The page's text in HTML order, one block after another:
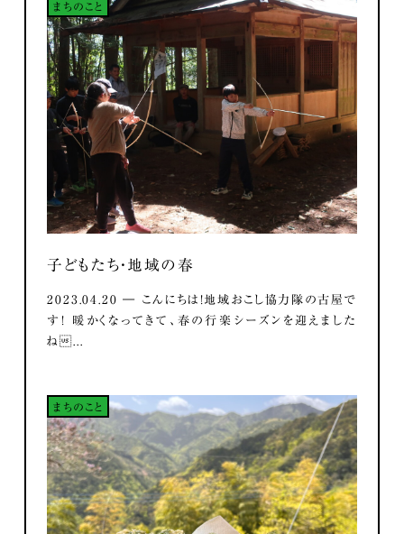
まちのこと
子どもたち・地域の春
2023.04.20 ― こんにちは！地域おこし協力隊の古屋で
す！ 暖かくなってきて、春の行楽シーズンを迎えました
ね...
まちのこと